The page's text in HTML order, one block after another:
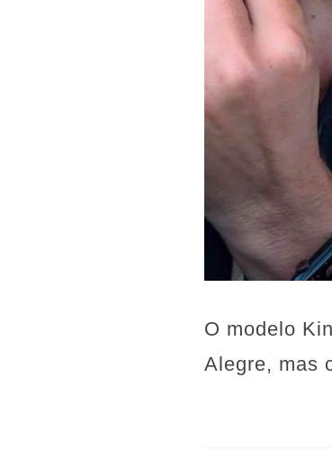
O modelo
Alegre, mas